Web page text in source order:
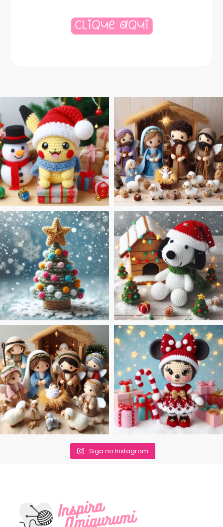
Siga no Instagram